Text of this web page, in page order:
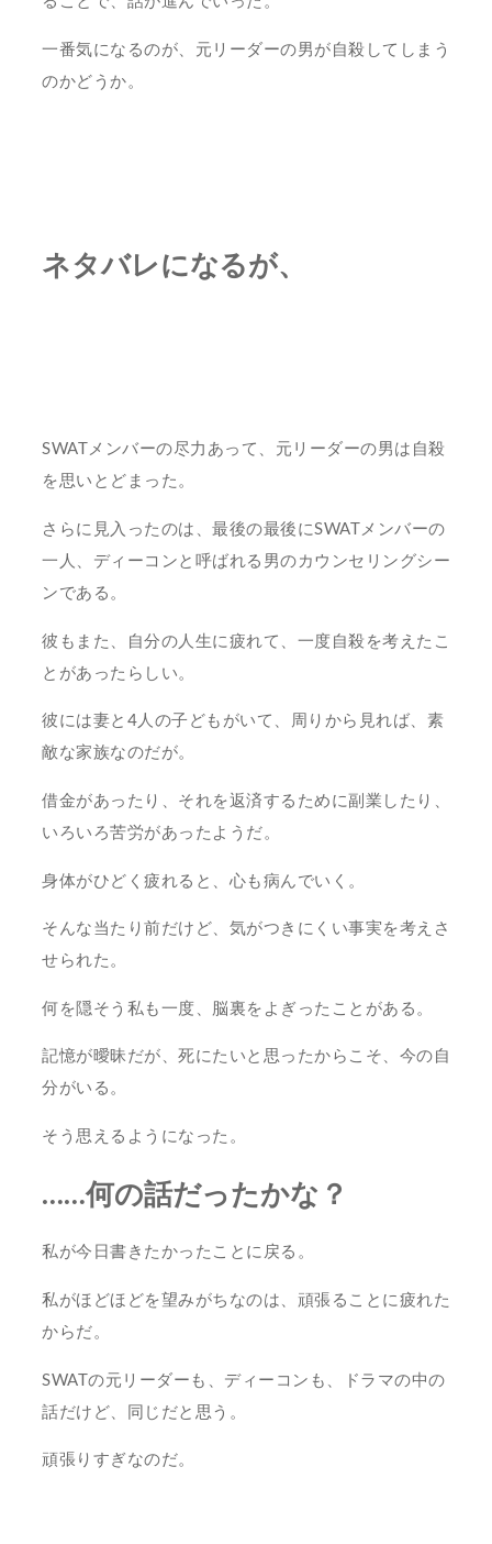
一番気になるのが、元リーダーの男が自殺してしまう
のかどうか。
ネタバレになるが、
SWATメンバーの尽力あって、元リーダーの男は自殺
を思いとどまった。
さらに見入ったのは、最後の最後にSWATメンバーの
一人、ディーコンと呼ばれる男のカウンセリングシー
ンである。
彼もまた、自分の人生に疲れて、一度自殺を考えたこ
とがあったらしい。
彼には妻と4人の子どもがいて、周りから見れば、素
敵な家族なのだが。
借金があったり、それを返済するために副業したり、
いろいろ苦労があったようだ。
身体がひどく疲れると、心も病んでいく。
そんな当たり前だけど、気がつきにくい事実を考えさ
せられた。
何を隠そう私も一度、脳裏をよぎったことがある。
記憶が曖昧だが、死にたいと思ったからこそ、今の自
分がいる。
そう思えるようになった。
……何の話だったかな？
私が今日書きたかったことに戻る。
私がほどほどを望みがちなのは、頑張ることに疲れた
からだ。
SWATの元リーダーも、ディーコンも、ドラマの中の
話だけど、同じだと思う。
頑張りすぎなのだ。